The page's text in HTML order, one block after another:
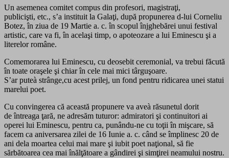
Un asemenea comitet compus din profesori, magistraţi,
publicişti, etc., s’a instituit la Galaţi, după propunerea d-lui Corneliu
Botez, în ziua de 19 Martie a. c. în scopul înjghebărei unui festival
artistic, care va fi, în acelaşi timp, o apoteozare a lui Eminescu şi a
literelor române.
Comemorarea lui Eminescu, cu deosebit ceremonial, va trebui făcută
în toate oraşele şi chiar în cele mai mici târguşoare.
S’ar puteà strânge,cu acest prilej, un fond pentru ridicarea unei statui
marelui poet.
Cu convingerea că această propunere va aveà răsunetul dorit
de întreaga ţară, ne adresăm tuturor: admiratori şi continuitori ai
operei lui Eminescu, pentru ca, punându-ne cu toţii în mişcare, să
facem ca aniversarea zilei de 16 Iunie a. c. când se împlinesc 20 de
ani dela moartea celui mai mare şi iubit poet naţional, să fie
sărbătoarea cea mai înălţătoare a gândirei şi simţirei neamului nostru.